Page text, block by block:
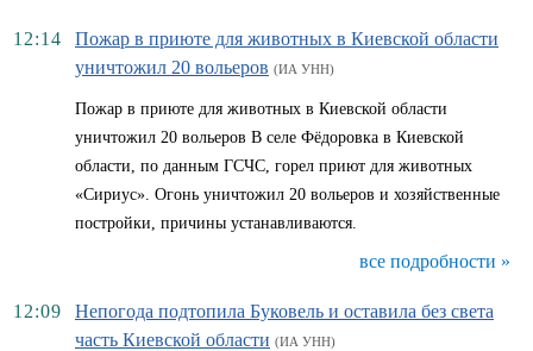
12:14
Пожар в приюте для животных в Киевской области
уничтожил 20 вольеров (ИА УНН)
Пожар в приюте для животных в Киевской области
уничтожил 20 вольеров В селе Фёдоровка в Киевской
области, по данным ГСЧС, горел приют для животных
«Сириус». Огонь уничтожил 20 вольеров и хозяйственные
постройки, причины устанавливаются.
все подробности »
12:09
Непогода подтопила Буковель и оставила без света
часть Киевской области (ИА УНН)